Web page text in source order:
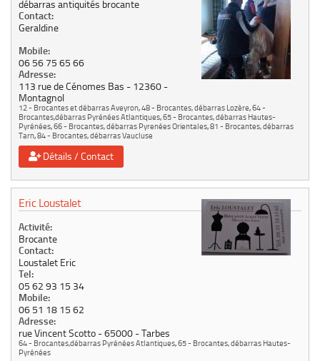
débarras antiquités brocante
Contact:
Geraldine
Mobile:
06 56 75 65 66
Adresse:
113 rue de Cénomes Bas
12360
Montagnol
12 - Brocantes et débarras Aveyron,48 - Brocantes, débarras Lozère,64 -
Brocantes,débarras Pyrénées Atlantiques,65 - Brocantes, débarras Hautes-
Pyrénées,66 - Brocantes, débarras Pyrenées Orientales,81 - Brocantes, débarras
Tarn,84 - Brocantes, débarras Vaucluse
Détails / Contact
Eric Loustalet
Activité:
Brocante
Contact:
Loustalet Eric
Tel:
05 62 93 15 34
Mobile:
06 51 18 15 62
Adresse:
rue Vincent Scotto 65000 Tarbes
64 - Brocantes,débarras Pyrénées Atlantiques,65 - Brocantes, débarras Hautes-
Pyrénées